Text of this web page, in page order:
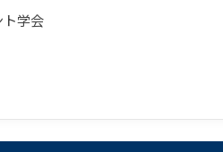
学会